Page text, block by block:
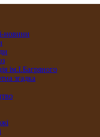
новини
ім.І.Багряного
згадка